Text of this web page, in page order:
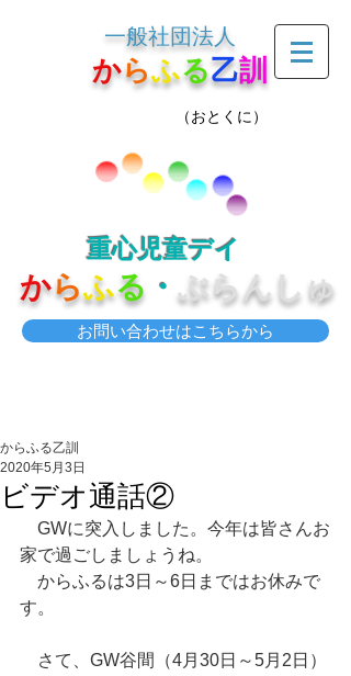
一般社団法人
からふる乙訓
（おとくに）
重心児童デイ
からふる ・ ぶらんしゅ
お問い合わせはこちらから
ビデオ通話②
からふる乙訓
2020年5月3日
GWに突入しました。今年は皆さんお
家で過ごしましょうね。
からふるは3日～6日まではお休みで
す。
さて、GW谷間（4月30日～5月2日）